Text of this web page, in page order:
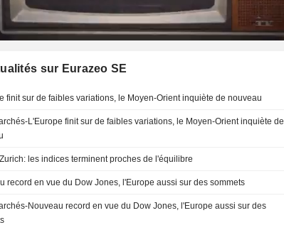
sur Eurazeo SE
finit sur de faibles variations, le Moyen-Orient inquiète de nouveau
L'Europe finit sur de faibles variations, le Moyen-Orient inquiète de
les indices terminent proches de l'équilibre
record en vue du Dow Jones, l'Europe aussi sur des sommets
Nouveau record en vue du Dow Jones, l'Europe aussi sur des